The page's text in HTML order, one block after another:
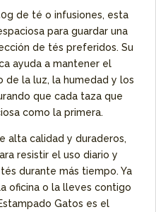
de té o infusiones, esta
para guardar una
de tés preferidos. Su
ayuda a mantener el
la luz, la humedad y los
que cada taza que
como la primera.
alta calidad y duraderos,
resistir el uso diario y
durante más tiempo. Ya
oficina o la lleves contigo
Gatos es el